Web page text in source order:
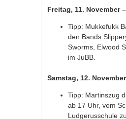
Freitag, 11. November
Tipp: Mukkefukk
den Bands
Sworms, Elwood
im JuBB.
Samstag, 12. November
Tipp: Martinszug
ab 17 Uhr, vom
Ludgerusschule